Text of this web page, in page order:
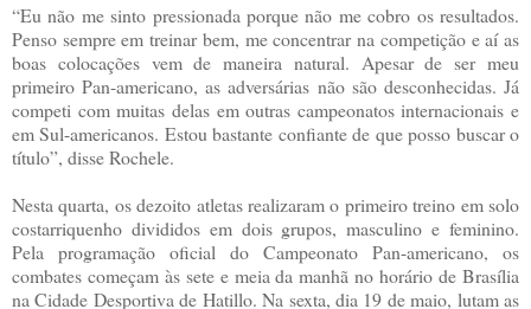
“Eu não me sinto pressionada porque não me cobro os resultados.
Penso sempre em treinar bem, me concentrar na competição e aí as
boas colocações vem de maneira natural. Apesar de ser meu
primeiro Pan-americano, as adversárias não são desconhecidas. Já
competi com muitas delas em outras campeonatos internacionais e
em Sul-americanos. Estou bastante confiante de que posso buscar o
título”, disse Rochele.
Nesta quarta, os dezoito atletas realizaram o primeiro treino em solo
costarriquenho divididos em dois grupos, masculino e feminino.
Pela programação oficial do Campeonato Pan-americano, os
combates começam às sete e meia da manhã no horário de Brasília
na Cidade Desportiva de Hatillo. Na sexta, dia 19 de maio, lutam as